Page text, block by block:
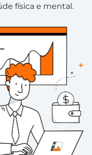
física e mental.